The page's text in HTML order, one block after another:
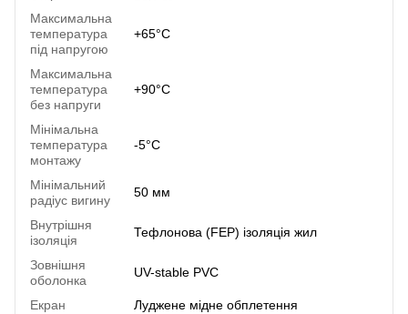
Максимальна
температура
під напругою
+65°C
Максимальна
температура
без напруги
+90°C
Мінімальна
температура
монтажу
-5°C
Мінімальний
радіус вигину
50 мм
Внутрішня
ізоляція
Тефлонова (FEP) ізоляція жил
Зовнішня
оболонка
UV-stable PVC
Екран
Луджене мідне обплетення